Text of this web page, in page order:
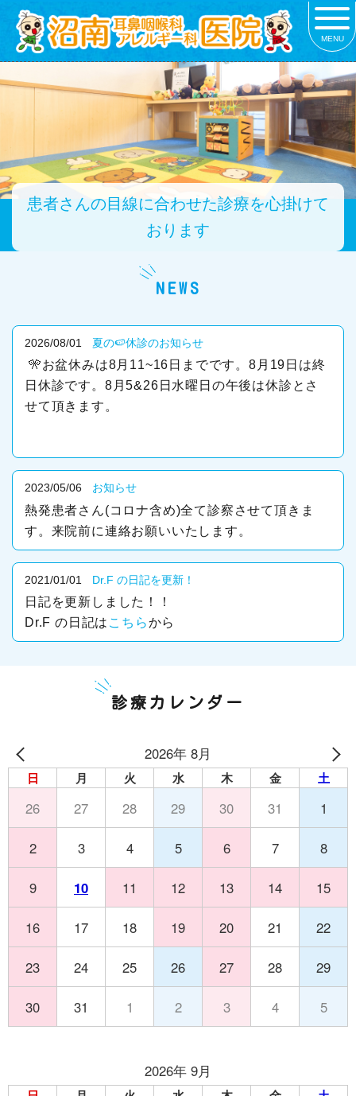
MENU
患者さんの目線に合わせた診療を心掛けて
おります
NEWS
2026/08/01 夏の🍉休診のお知らせ
🎌お盆休みは8月11~16日までです。8月19日は終
日休診です。8月5&26日水曜日の午後は休診とさ
せて頂きます。
2023/05/06 お知らせ
熱発患者さん(コロナ含め)全て診察させて頂きま
す。来院前に連絡お願いいたします。
2021/01/01 Dr.F の日記を更新！
日記を更新しました！！
Dr.F の日記は こちらから
診療カレンダー
2026年 8月
日 月 火 水 木 金 土
26 27 28 29 30 31 1
2 3 4 5 6 7 8
9 10 11 12 13 14 15
16 17 18 19 20 21 22
23 24 25 26 27 28 29
30 31 1 2 3 4 5
2026年 9月